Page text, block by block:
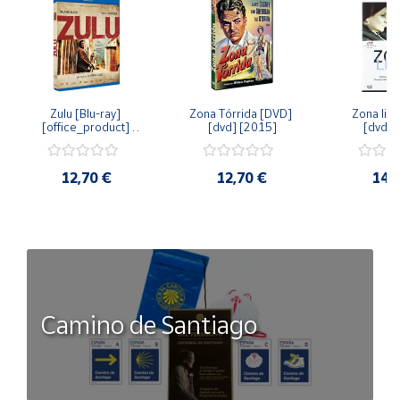
Zulu [Blu-ray]
[office_product]
12,70 €
Zona Tórrida [DVD]
[dvd] [2015]
12,70 €
Zona
[dvd]
Camino de Santiago